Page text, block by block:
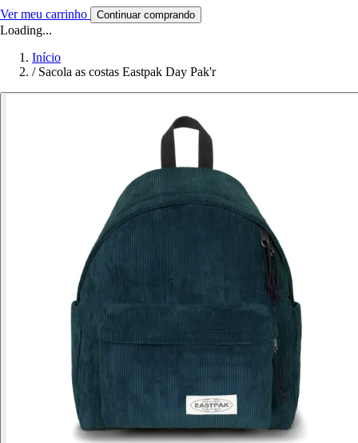
Ver meu carrinho Continuar comprando
Loading...
Início
/ Sacola as costas Eastpak Day Pak'r